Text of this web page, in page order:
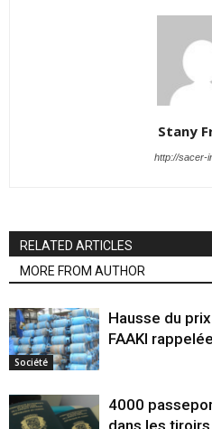
Stany
http://sacer-
RELATED ARTICLES
MORE FROM AUTHOR
Société
Hausse du
FAAKI
4000